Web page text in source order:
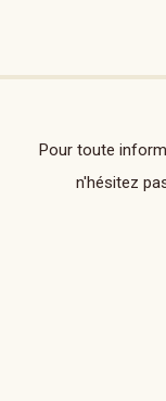
Pour toute
n'hésitez